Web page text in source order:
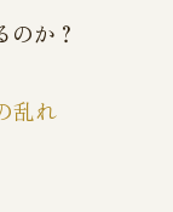
か？
乱れ